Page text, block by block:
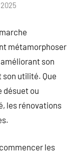
métamorphoser
son
utilité. Que
désuet ou
les rénovations
les